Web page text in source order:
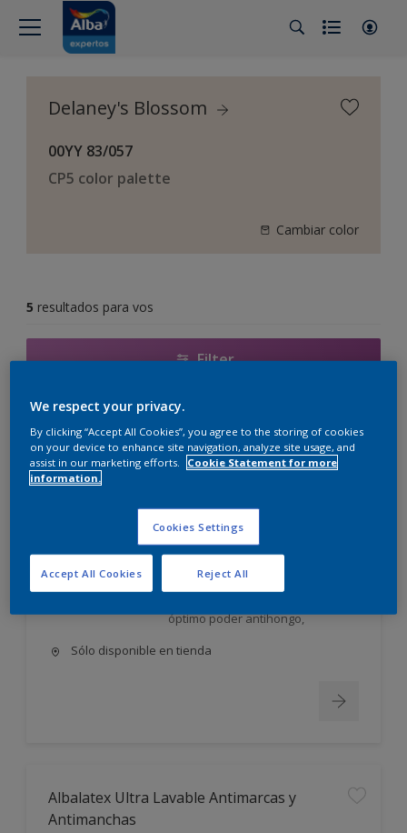
Delaney's Blossom
00YY 83/057
CP5 color palette
Cambiar color
5 resultados para vos
Filter
Albalatex Extra Mate
Látex interior mate. Su exclusiva
mercado, utiliza la tecnología más
moderna en desarrollo y
elaboración de pinturas;
permite obtener un producto: Con
excelente poder cubriente,
óptimo poder antihongo,
Sólo disponible en tienda
Albalatex Ultra Lavable Antimarcas y
Antimanchas
We respect your privacy.
By clicking “Accept All Cookies”, you agree to the storing of cookies
on your device to enhance site navigation, analyze site usage, and
assist in our marketing efforts. Cookie Statement for more
information.
Cookies Settings
Reject All
Accept All Cookies